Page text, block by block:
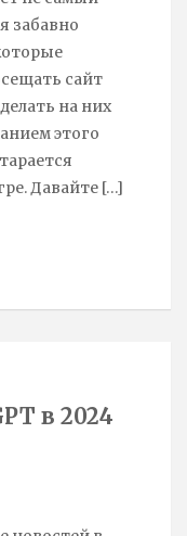
забавно
сайт
на них
этого
Давайте […]
в 2024